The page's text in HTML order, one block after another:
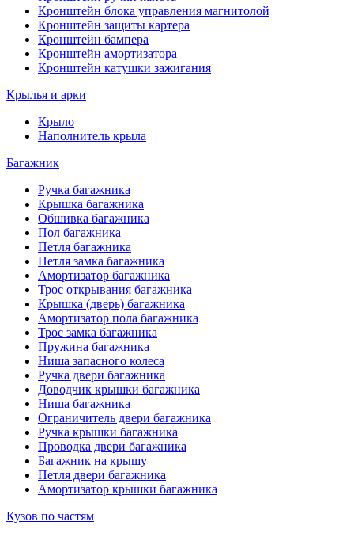
Кронштейн блока управления магнитолой
Кронштейн защиты картера
Кронштейн бампера
Кронштейн амортизатора
Кронштейн катушки зажигания
Крылья и арки
Крыло
Наполнитель крыла
Багажник
Ручка багажника
Крышка багажника
Обшивка багажника
Пол багажника
Петля багажника
Петля замка багажника
Амортизатор багажника
Трос открывания багажника
Крышка (дверь) багажника
Амортизатор пола багажника
Трос замка багажника
Пружина багажника
Ниша запасного колеса
Ручка двери багажника
Доводчик крышки багажника
Ниша багажника
Ограничитель двери багажника
Ручка крышки багажника
Проводка двери багажника
Багажник на крышу
Петля двери багажника
Амортизатор крышки багажника
Кузов по частям